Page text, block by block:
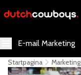
E-mail Marketing
Startpagina Marketing